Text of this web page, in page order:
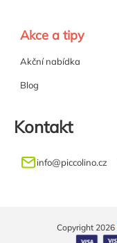
Akce a tipy
Akční nabídka
Blog
Kontakt
info@piccolino.cz
Copyright 2026